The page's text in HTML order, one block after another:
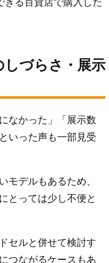
しづらさ・展示
なかった」「展示数
いった声も一部見受
モデルもあるため、
とっては少し不便と
セルと併せて検討す
つながるケースもあ